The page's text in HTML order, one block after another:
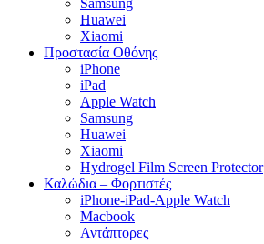
Samsung
Huawei
Xiaomi
Προστασία Οθόνης
iPhone
iPad
Apple Watch
Samsung
Huawei
Xiaomi
Hydrogel Film Screen Protector
Καλώδια – Φορτιστές
iPhone-iPad-Apple Watch
Macbook
Αντάπτορες